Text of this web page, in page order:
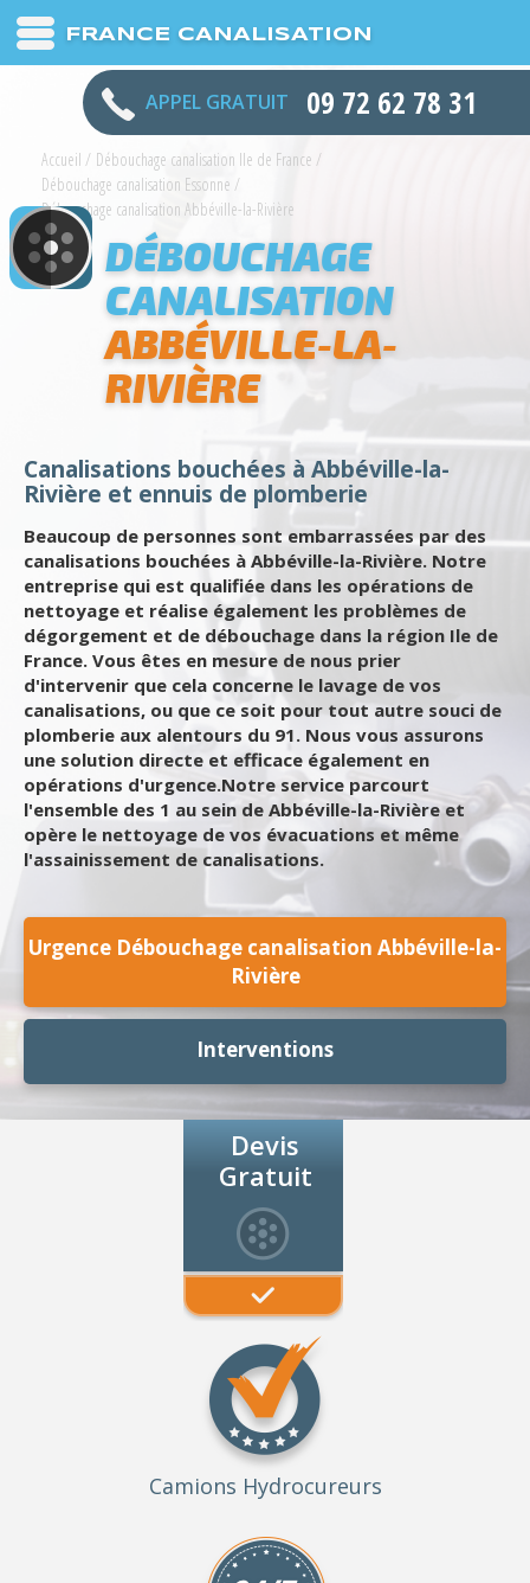
FRANCE CANALISATION
APPEL GRATUIT 09 72 62 78 31
Accueil / Débouchage canalisation Ile de France /
Débouchage canalisation Essonne /
Débouchage canalisation Abbéville-la-Rivière
DÉBOUCHAGE
CANALISATION
ABBÉVILLE-LA-
RIVIÈRE
Canalisations bouchées à Abbéville-la-
Rivière et ennuis de plomberie
Beaucoup de personnes sont embarrassées par des
canalisations bouchées à Abbéville-la-Rivière. Notre
entreprise qui est qualifiée dans les opérations de
nettoyage et réalise également les problèmes de
dégorgement et de débouchage dans la région Ile de
France. Vous êtes en mesure de nous prier
d'intervenir que cela concerne le lavage de vos
canalisations, ou que ce soit pour tout autre souci de
plomberie aux alentours du 91. Nous vous assurons
une solution directe et efficace également en
opérations d'urgence.Notre service parcourt
l'ensemble des 1 au sein de Abbéville-la-Rivière et
opère le nettoyage de vos évacuations et même
l'assainissement de canalisations.
Urgence Débouchage canalisation Abbéville-la-
Rivière
Interventions
Devis
Gratuit
Camions Hydrocureurs